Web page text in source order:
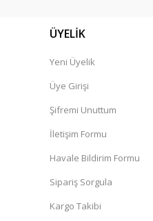
ÜYELİK
Yeni Üyelik
Üye Girişi
Şifremi Unuttum
İletişim Formu
Havale Bildirim Formu
Sipariş Sorgula
Kargo Takibi